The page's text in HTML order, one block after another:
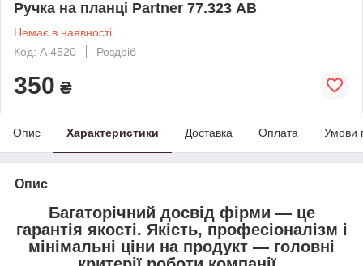
Ручка на планці Partner 77.323 АВ
Немає в наявності
Код: А 4520
Роздріб
350 ₴
Опис Характеристики Доставка Оплата Умови
Опис
Багаторічний досвід фірми — це
гарантія якості. Якість, професіоналізм і
мінімальні ціни на продукт — головні